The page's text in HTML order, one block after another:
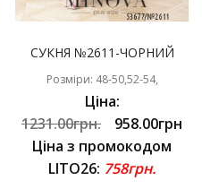
СУКНЯ №2611-ЧОРНИЙ
Розміри: 48-50,52-54,
Ціна:
1231.00грн.
958.00грн
Ціна з промокодом
LITO26: 758грн.